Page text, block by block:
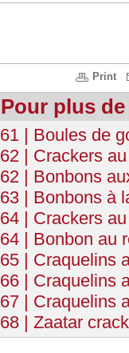
Print
Pour plus
61 | Boules de
62 | Crackers
62 | Bonbons
63 | Bonbons à
64 | Crackers
64 | Bonbon au
65 | Craquelins
66 | Craquelins
67 | Craquelins
68 | Zaatar